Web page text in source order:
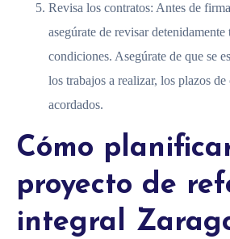
Revisa los contratos: Antes de
asegúrate de revisar
condiciones. Asegúrate de que se
los trabajos a realizar, los plazos
acordados.
Cómo
proyecto de
integral